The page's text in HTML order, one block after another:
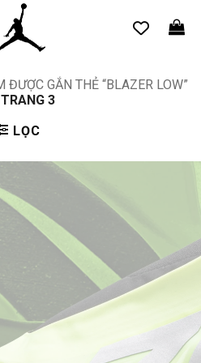
ĐƯỢC GẮN THẺ “BLAZER LOW”
TRANG 3
LỌC